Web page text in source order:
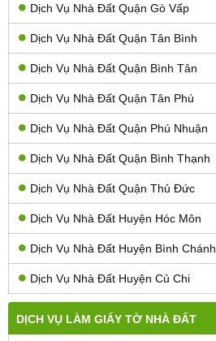
Dịch Vụ Nhà Đất Quận Gò Vấp
Dịch Vụ Nhà Đất Quận Tân Bình
Dịch Vụ Nhà Đất Quận Bình Tân
Dịch Vụ Nhà Đất Quận Tân Phú
Dịch Vụ Nhà Đất Quận Phú Nhuận
Dịch Vụ Nhà Đất Quận Bình Thạnh
Dịch Vụ Nhà Đất Quận Thủ Đức
Dịch Vụ Nhà Đất Huyện Hóc Môn
Dịch Vụ Nhà Đất Huyện Bình Chánh
Dịch Vụ Nhà Đất Huyện Củ Chi
DỊCH VỤ LÀM GIẤY TỜ NHÀ ĐẤT